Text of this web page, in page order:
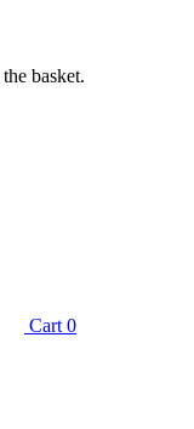
basket.
Cart 0